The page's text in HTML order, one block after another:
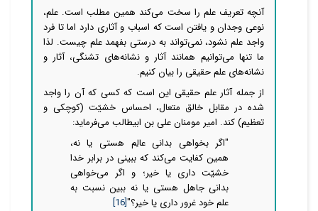
آنچه تعریف علم را سخت می‌کند همین مطلب است. علم،
نوعی وجدان و یافتن است که اسباب و آثاری دارد اما تا فرد
واجد علم نشود، نمی‌تواند به درستی بفهمد علم چیست. لذا
ما تنها می‌توانیم همانند آثار و نشانه‌های تشنگی، آثار و
نشانه‌های علم حقیقی را بیان کنیم.
از جمله آثار علم حقیقی این است که کسی که آن را واجد
شده در مقابل خالق متعال، احساس خشیّت (کوچکی و
تعظیم) کند. امیر مومنانعلی بن ابیطالب می‌فرماید:
"اگر بخواهی بدانی عالِم هستی یا نه،
همین کفایت می‌کند که ببینی در برابر خدا
خشیّت داری یا خیر؛ و اگر می‌خواهی
بدانی جاهل هستی یا نه ببین نسبت به
علم خود غرور داری یا خیر؟"[16]